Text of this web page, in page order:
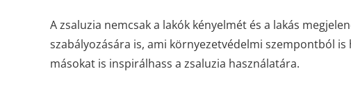
A zsaluzia nemcsak a lakók kényelmét és a lakás
szabályozására is, ami környezetvédelmi szempontból
másokat is inspirálhass a zsaluzia használatára.